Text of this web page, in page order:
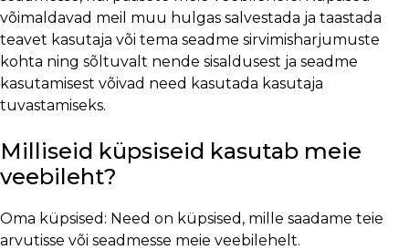
võimaldavad meil muu hulgas salvestada ja taastada
teavet kasutaja või tema seadme sirvimisharjumuste
kohta ning sõltuvalt nende sisaldusest ja seadme
kasutamisest võivad need kasutada kasutaja
tuvastamiseks.
Milliseid küpsiseid kasutab meie
veebileht?
Oma küpsised: Need on küpsised, mille saadame teie
arvutisse või seadmesse meie veebilehelt.